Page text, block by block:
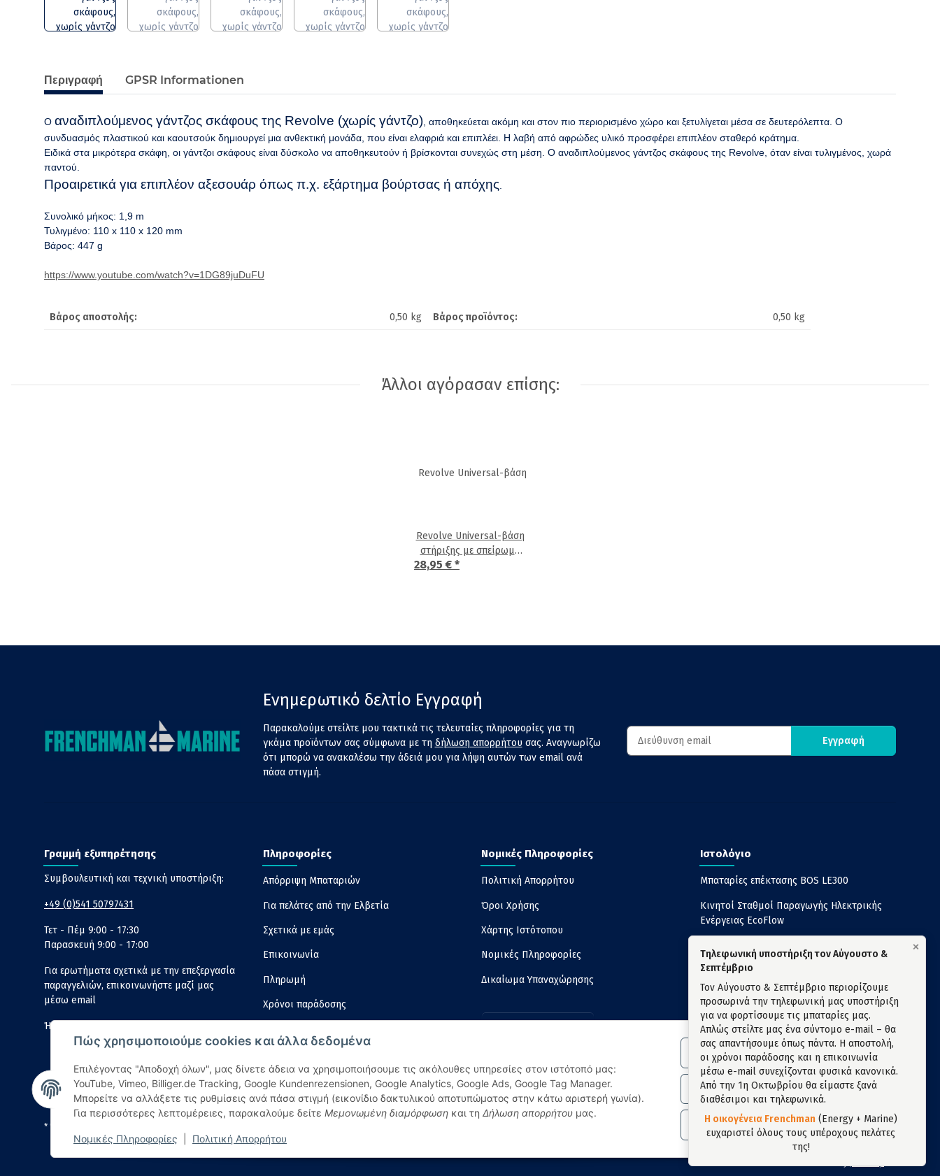
Αποδοχή όλων
Διαμόρφωση
Απόρριψη
Πώς χρησιμοποιούμε cookies και άλλα δεδομένα
Επιλέγοντας "Αποδοχή όλων", μας δίνετε άδεια να χρησιμοποιήσουμε τις ακόλουθες υπηρεσίες στον ιστότοπό μας:
YouTube, Vimeo, Billiger.de Tracking, Google Kundenrezensionen, Google Analytics, Google Ads, Google Tag Manager.
Μπορείτε να αλλάξετε τις ρυθμίσεις ανά πάσα στιγμή (εικονίδιο δακτυλικού αποτυπώματος στην κάτω αριστερή γωνία).
Για περισσότερες λεπτομέρειες, παρακαλούμε δείτε Μεμονωμένη διαμόρφωση και τη Δήλωση απορρήτου μας.
Νομικές Πληροφορίες Πολιτική Απορρήτου
Περιγραφή GPSR Informationen
Ο αναδιπλούμενος γάντζος σκάφους της Revolve (χωρίς γάντζο) , αποθηκεύεται ακόμη και στον πιο περιορισμένο χώρο και ξετυλίγεται μέσα σε δευτερόλεπτα. Ο
συνδυασμός πλαστικού και καουτσούκ δημιουργεί μια ανθεκτική μονάδα, που είναι ελαφριά και επιπλέει. Η λαβή από αφρώδες υλικό προσφέρει επιπλέον σταθερό κράτημα.
Ειδικά στα μικρότερα σκάφη, οι γάντζοι σκάφους είναι δύσκολο να αποθηκευτούν ή βρίσκονται συνεχώς στη μέση. Ο αναδιπλούμενος γάντζος σκάφους της Revolve, όταν είναι τυλιγμένος, χωρά
παντού.
Προαιρετικά για επιπλέον αξεσουάρ όπως π.χ. εξάρτημα βούρτσας ή απόχης
Συνολικό μήκος: 1,9 m
Τυλιγμένο: 110 x 110 x 120 mm
Βάρος: 447 g
https://www.youtube.com/watch?v=1DG89juDuFU
Βάρος αποστολής: 0,50 kg Βάρος προϊόντος: 0,50 kg
Άλλοι αγόρασαν επίσης:
Revolve Universal-βάση
στήριξης με σπείρωμα
τριπόδου 1/4"
28,95 € *
Ενημερωτικό δελτίο Εγγραφή
Παρακαλούμε στείλτε μου τακτικά τις τελευταίες πληροφορίες για τη
γκάμα προϊόντων σας σύμφωνα με τη δήλωση απορρήτου σας. Αναγνωρίζω
ότι μπορώ να ανακαλέσω την άδειά μου για λήψη αυτών των email ανά
πάσα στιγμή.
Εγγραφή
Γραμμή εξυπηρέτησης
Συμβουλευτική και τεχνική υποστήριξη:
+49 (0)541 50797431
Τετ - Πέμ 9:00 - 17:30
Παρασκευή 9:00 - 17:00
Για ερωτήματα σχετικά με την επεξεργασία
παραγγελιών, επικοινωνήστε μαζί μας
μέσω email
Ή μέσω της
Πληροφορίες
Απόρριψη Μπαταριών
Για πελάτες από την Ελβετία
Σχετικά με εμάς
Επικοινωνία
Πληρωμή
Χρόνοι παράδοσης
Νομικές Πληροφορίες
Πολιτική Απορρήτου
Όροι Χρήσης
Χάρτης Ιστότοπου
Νομικές Πληροφορίες
Δικαίωμα Υπαναχώρησης
Ιστολόγιο
Μπαταρίες επέκτασης BOS LE300
Κινητοί Σταθμοί Παραγωγής Ηλεκτρικής
Ενέργειας EcoFlow
ξεκινήσετε
Τιμοκατάλογος Victron Q1 2026
* Όλες οι τιμές συμπεριλαμβανομένου ΦΠΑ, πλέον
×
Τηλεφωνική υποστήριξη τον Αύγουστο &
Σεπτέμβριο
Τον Αύγουστο & Σεπτέμβριο περιορίζουμε
προσωρινά την τηλεφωνική μας υποστήριξη
για να φορτίσουμε τις μπαταρίες μας.
Απλώς στείλτε μας ένα σύντομο e-mail – θα
σας απαντήσουμε όπως πάντα. Η αποστολή,
οι χρόνοι παράδοσης και η επικοινωνία
μέσω e-mail συνεχίζονται φυσικά κανονικά.
Από την 1η Οκτωβρίου θα είμαστε ξανά
διαθέσιμοι και τηλεφωνικά.
Η οικογένεια Frenchman (Energy + Marine)
ευχαριστεί όλους τους υπέροχους πελάτες
της!